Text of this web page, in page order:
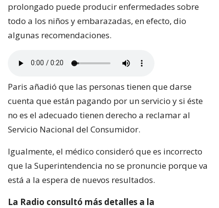
prolongado puede producir enfermedades sobre
todo a los niños y embarazadas, en efecto, dio
algunas recomendaciones.
Paris añadió que las personas tienen que darse
cuenta que están pagando por un servicio y si éste
no es el adecuado tienen derecho a reclamar al
Servicio Nacional del Consumidor.
Igualmente, el médico consideró que es incorrecto
que la Superintendencia no se pronuncie porque va
está a la espera de nuevos resultados.
La Radio consultó más detalles a la